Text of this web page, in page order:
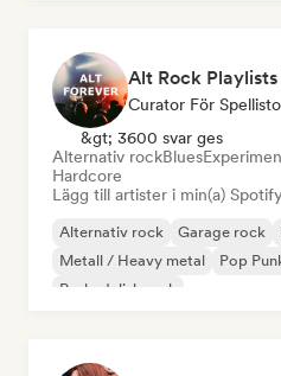
Alt Rock
Curator För
&gt; 3600 svar ges
Alternativ rockBlues
Hardcore
Lägg till artister i min(a)
Alternativ rock Garage rock
Metall / Heavy metal
Pop
Psykedelisk rock